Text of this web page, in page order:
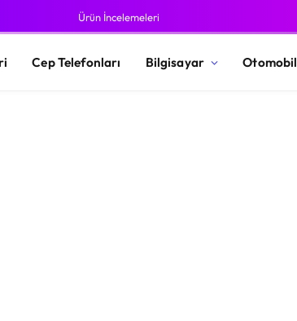
Ürün İncelemeleri
Cep Telefonları Bilgisayar Otomobil